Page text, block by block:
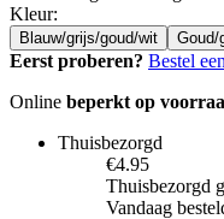
Kleur:
Blauw/grijs/goud/wit Goud/
Eerst proberen? Bestel
Online beperkt op
Thuisbezorgd
€4.95
Thuisbezorgd
Vandaag